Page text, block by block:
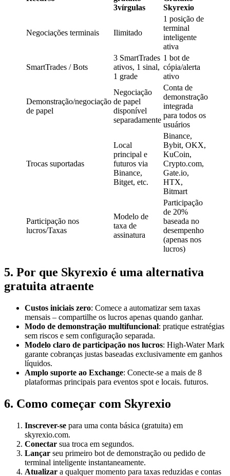
3vírgulas
Skyrexio
Negociações terminais Ilimitado
1 posição de
terminal
inteligente
ativa
SmartTrades / Bots
3 SmartTrades
ativos, 1 sinal,
1 grade
1 bot de
cópia/alerta
ativo
Demonstração/negociação
de papel
Negociação
de papel
disponível
separadamente
Conta de
demonstração
integrada
para todos os
usuários
Trocas suportadas
Local
principal e
futuros via
Binance,
Bitget, etc.
Binance,
Bybit, OKX,
KuCoin,
Crypto.com,
Gate.io,
HTX,
Bitmart
Participação nos
lucros/Taxas
Modelo de
taxa de
assinatura
Participação
de 20%
baseada no
desempenho
(apenas nos
lucros)
5. Por que Skyrexio é uma alternativa
gratuita atraente
Custos iniciais zero: Comece a automatizar sem taxas
mensais – compartilhe os lucros apenas quando ganhar.
Modo de demonstração multifuncional: pratique estratégias
sem riscos e sem configuração separada.
Modelo claro de participação nos lucros: High-Water Mark
garante cobranças justas baseadas exclusivamente em ganhos
líquidos.
Amplo suporte ao Exchange: Conecte-se a mais de 8
plataformas principais para eventos spot e locais. futuros.
6. Como começar com Skyrexio
Inscrever-se para uma conta básica (gratuita) em
skyrexio.com.
Conectar sua troca em segundos.
Lançar seu primeiro bot de demonstração ou pedido de
terminal inteligente instantaneamente.
Atualizar a qualquer momento para taxas reduzidas e contas